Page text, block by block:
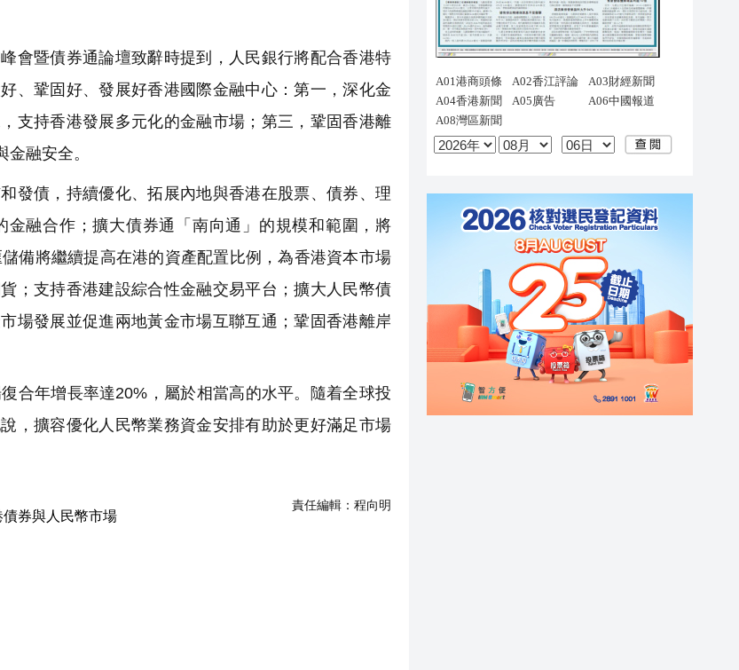
暨債券通論壇致辭時提到，人民銀行將配合香港特
、鞏固好、發展好香港國際金融中心：第一，深化金
支持香港發展多元化的金融市場；第三，鞏固香港離
融安全。
債，持續優化、拓展內地與香港在股票、債券、理
融合作；擴大債券通「南向通」的規模和範圍，將
備將繼續提高在港的資產配置比例，為香港資本市場
；支持香港建設綜合性金融交易平台；擴大人民幣債
場發展並促進兩地黃金市場互聯互通；鞏固香港離岸
年增長率達20%，屬於相當高的水平。隨着全球投
，擴容優化人民幣業務資金安排有助於更好滿足市場
責任編輯： 程向明